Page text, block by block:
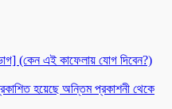
(কেন এই কাফেলায় যোগ দিবেন?)
হয়েছে অন্তিম প্রকাশনী থেকে